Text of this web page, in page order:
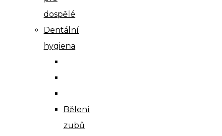
dospělé
Dentální
hygiena
Bělení
zubů